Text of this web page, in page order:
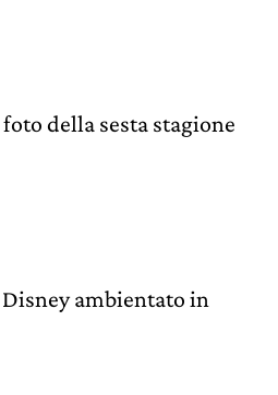
della sesta stagione
ambientato in